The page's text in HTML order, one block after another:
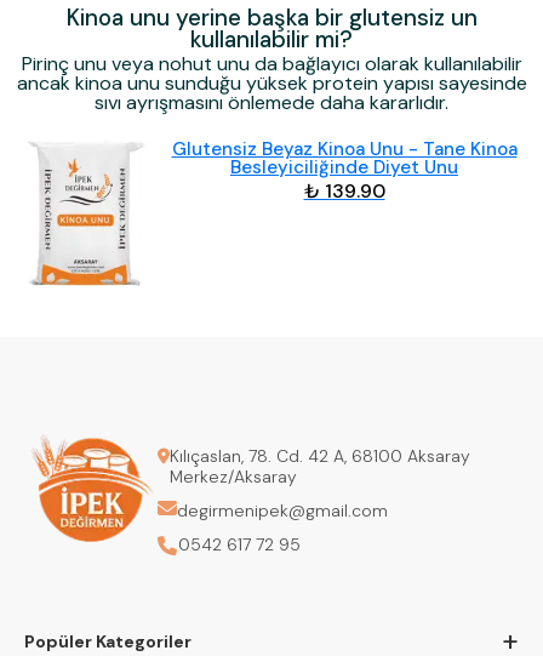
Kinoa unu yerine başka bir glutensiz un
kullanılabilir mi?
Pirinç unu veya nohut unu da bağlayıcı olarak kullanılabilir
ancak kinoa unu sunduğu yüksek protein yapısı sayesinde
sıvı ayrışmasını önlemede daha kararlıdır.
Glutensiz Beyaz Kinoa Unu - Tane Kinoa
Besleyiciliğinde Diyet Unu
₺ 139.90
Kılıçaslan, 78. Cd. 42 A, 68100 Aksaray
Merkez/Aksaray
degirmenipek@gmail.com
0542 617 72 95
Popüler Kategoriler +